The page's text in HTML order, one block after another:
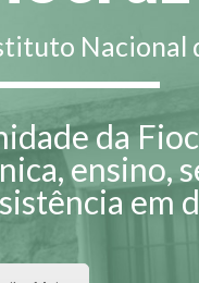
Nacional
da
ensino,
em